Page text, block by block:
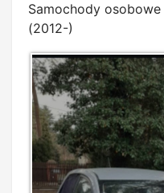
Samochody osobowe
(2012-)